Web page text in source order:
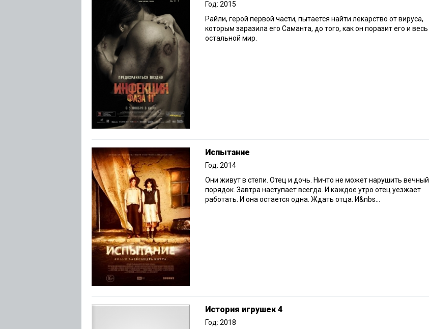
Год: 2015
Райли, герой первой части, пытается найти лекарство от вируса,
которым заразила его Саманта, до того, как он поразит его и весь
остальной мир.
Испытание
Год: 2014
Они живут в степи. Отец и дочь. Ничто не может нарушить вечный
порядок. Завтра наступает всегда. И каждое утро отец уезжает
работать. И она остается одна. Ждать отца. И&nbs...
История игрушек 4
Год: 2018